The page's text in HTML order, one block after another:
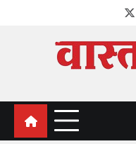
a leading NEWS